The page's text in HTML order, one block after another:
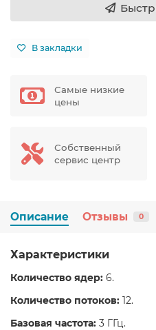
В закладки
Самые низкие
цены
Собственный
сервис центр
Описание Отзывы 0
Характеристики
Количество ядер: 6.
Количество потоков: 12.
Базовая частота: 3 ГГц.